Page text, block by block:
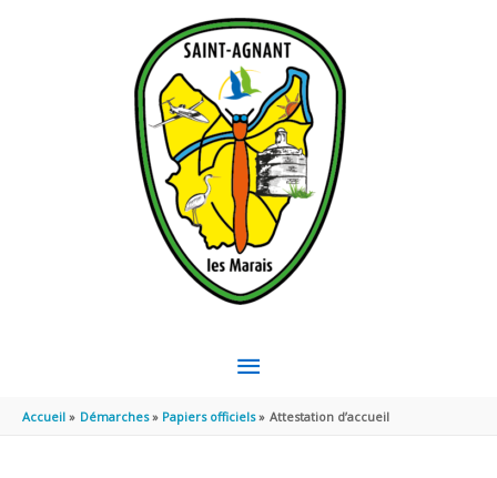
MENU
PRINCIPAL
Accueil Démarches Papiers officiels Attestation d’accueil